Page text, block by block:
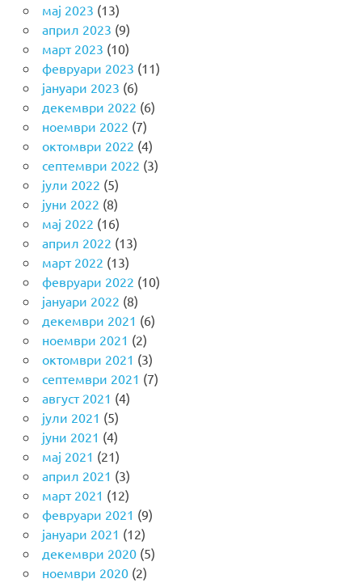
мај 2023 (13)
април 2023 (9)
март 2023 (10)
февруари 2023 (11)
јануари 2023 (6)
декември 2022 (6)
ноември 2022 (7)
октомври 2022 (4)
септември 2022 (3)
јули 2022 (5)
јуни 2022 (8)
мај 2022 (16)
април 2022 (13)
март 2022 (13)
февруари 2022 (10)
јануари 2022 (8)
декември 2021 (6)
ноември 2021 (2)
октомври 2021 (3)
септември 2021 (7)
август 2021 (4)
јули 2021 (5)
јуни 2021 (4)
мај 2021 (21)
април 2021 (3)
март 2021 (12)
февруари 2021 (9)
јануари 2021 (12)
декември 2020(5)
ноември 2020(2)